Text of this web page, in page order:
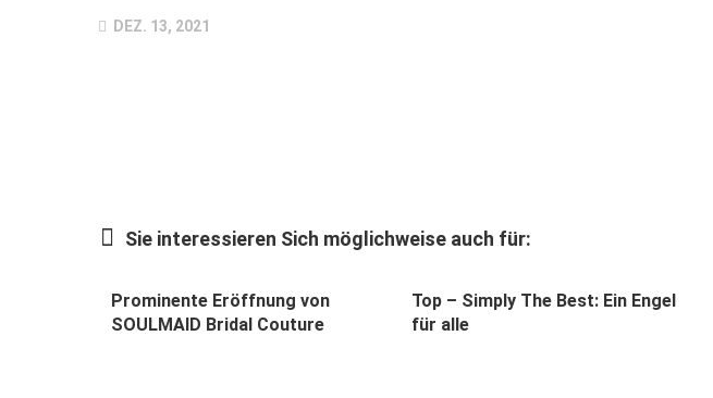
DEZ. 13, 2021
Sie interessieren Sich möglichweise auch für:
Prominente Eröffnung von
SOULMAID Bridal Couture
Top – Simply The Best: Ein Engel
für alle